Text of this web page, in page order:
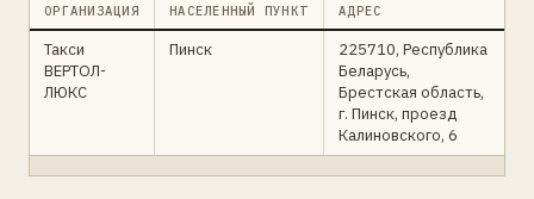
ОРГАНИЗАЦИЯ НАСЕЛЕННЫЙ ПУНКТ АДРЕС
Такси
ВЕРТОЛ-
ЛЮКС
Пинск
225710, Республика
Беларусь,
Брестская область,
г. Пинск, проезд
Калиновского, 6